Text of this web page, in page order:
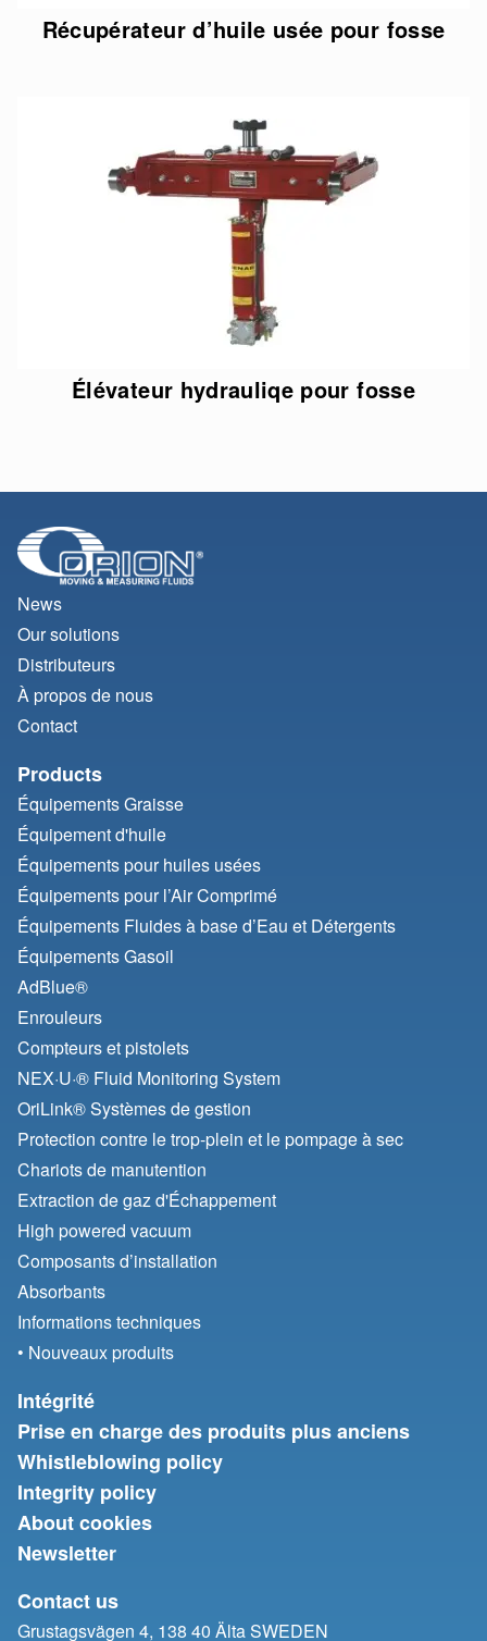
Récupérateur d’huile usée pour fosse
Élévateur hydrauliqe pour fosse
News
Our solutions
Distributeurs
À propos de nous
Contact
Products
Équipements Graisse
Équipement d'huile
Équipements pour huiles usées
Équipements pour l’Air Comprimé
Équipements Fluides à base d’Eau et Détergents
Équipements Gasoil
AdBlue®
Enrouleurs
Compteurs et pistolets
NEX·U·® Fluid Monitoring System
OriLink® Systèmes de gestion
Protection contre le trop-plein et le pompage à sec
Chariots de manutention
Extraction de gaz d'Échappement
High powered vacuum
Composants d’installation
Absorbants
Informations techniques
• Nouveaux produits
Intégrité
Prise en charge des produits plus anciens
Whistleblowing policy
Integrity policy
About cookies
Newsletter
Contact us
Grustagsvägen 4, 138 40 Älta SWEDEN